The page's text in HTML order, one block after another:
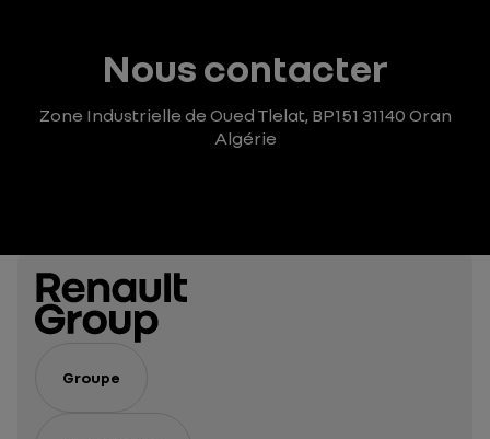
Nous contacter
Zone Industrielle de Oued Tlelat,BP151 31140 Oran
Algérie
Groupe